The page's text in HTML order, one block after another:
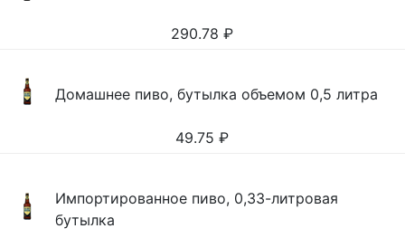
290.78 ₽
Домашнее пиво, бутылка объемом 0,5 литра
49.75 ₽
Импортированное пиво, 0,33-литровая
бутылка